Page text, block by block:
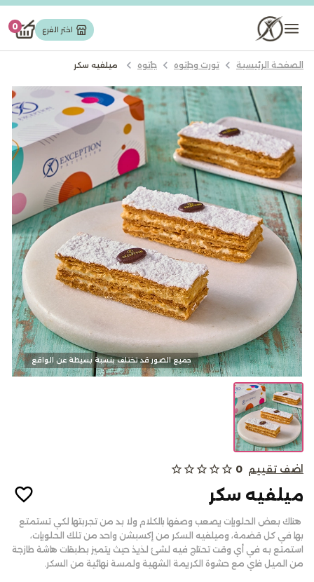
اختر الفرع 0 تورت وجاتوه
حلويات شرقیة
شوكولاته
كيك
كحك وبسكويت
الالبان
من نحن
المدونات
الاسئلة الشائعة
أتصل بنا
سياسة الألغاء أو والاسترجاع
الصفحة الرئيسية تورت وجاتوه جاتوه ميلفيه سكر
جميع الصور قد تختلف بنسبة بسيطة عن الواقع
اضف تقييم 0
star_outline
star_outline
star_outline
star_outline
star_outline
ميلفيه سكر
هناك بعض الحلويات يصعب وصفها بالكلام ولا بد من تجربتها لكي تستمتع
بها في كل قضمة، وميلفيه السكر من إكسبشن واحد من تلك الحلويات،
استمتع به في أي وقت تحتاج فيه لشئ لذيذ حيث يتميز بطبقات هاشة طازجة
من الميل فاي مع حشوة الكريمة الشهية ولمسة نهائية من السكر.